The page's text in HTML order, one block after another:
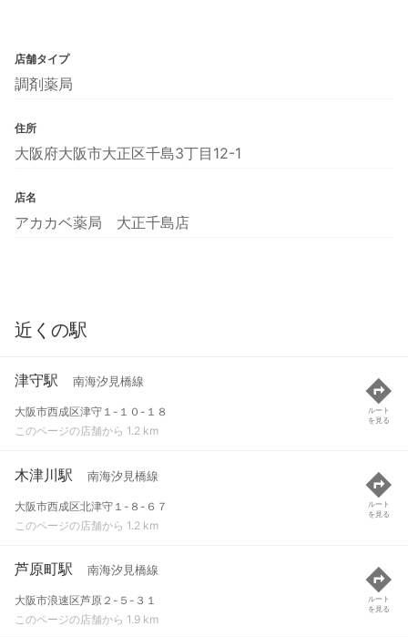
店舗タイプ
調剤薬局
住所
大阪府大阪市大正区千島3丁目12-1
店名
アカカベ薬局 大正千島店
近くの駅
津守駅 南海汐見橋線
大阪市西成区津守１-１０-１８
このページの店舗から 1.2 km
ルート
を見る
木津川駅 南海汐見橋線
大阪市西成区北津守１-８-６７
このページの店舗から 1.2 km
ルート
を見る
芦原町駅 南海汐見橋線
大阪市浪速区芦原２-５-３１
このページの店舗から 1.9 km
ルート
を見る